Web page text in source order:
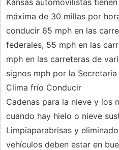
Kansas automovilistas
máxima de 30 millas por
conducir 65 mph en las
federales, 55 mph en las
mph en las carreteras de
signos mph por la
Clima frío Conducir
Cadenas para la nieve y los
cuando hay hielo o nieve
Limpiaparabrisas y
vehículos deben estar en